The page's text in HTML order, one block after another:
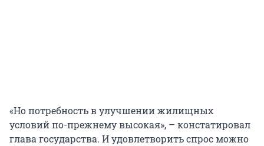
«Но потребность в улучшении жилищных
условий по-прежнему высокая», – констатировал
глава государства. И удовлетворить спрос можно